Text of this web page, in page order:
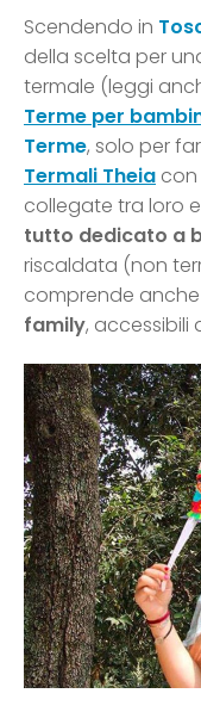
Scendendo in
della scelta per
termale (leggi
Terme per
Terme, solo per
Termali Theia con
collegate tra loro
tutto dedicato a
riscaldata (non
comprende
family, accessibili